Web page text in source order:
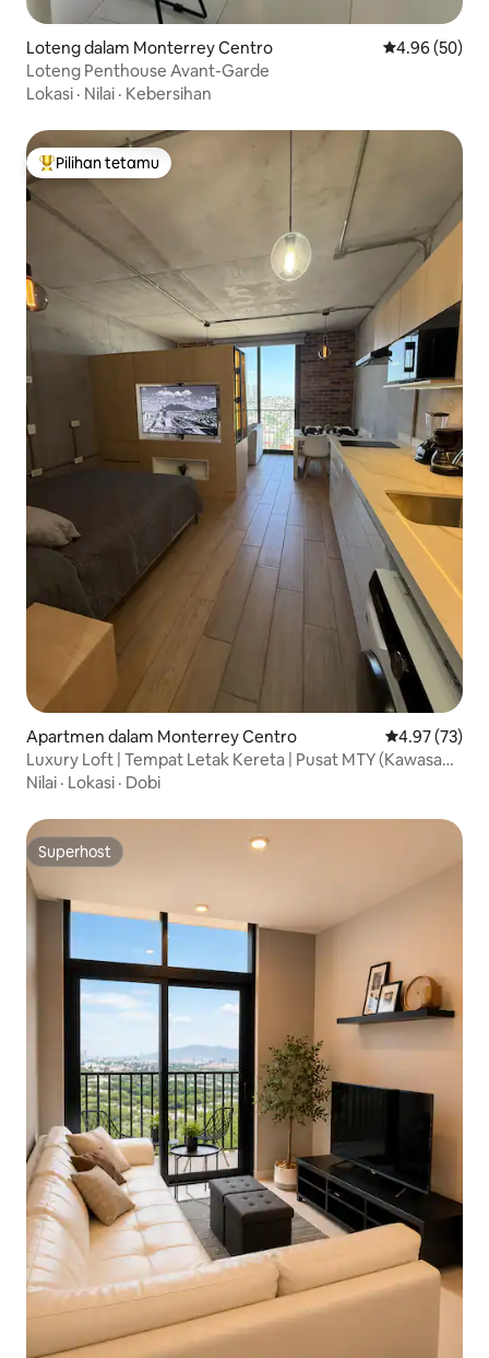
Loteng dalam Monterrey Centro Penarafan
4.96 (50)
Loteng Penthouse Avant-Garde
Lokasi · Nilai · Kebersihan
Pilihan utama tetamu
Pilihan tetamu
Apartmen dalam Monterrey Centro Penarafan
4.97 (73)
Luxury Loft | Tempat Letak Kereta | Pusat MTY (Kawasan
W)
Nilai · Lokasi · Dobi
Superhost
Superhost